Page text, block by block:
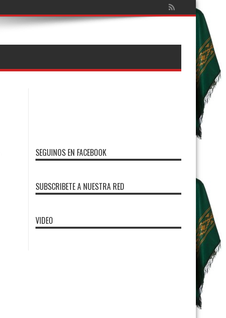
SEGUINOS EN FACEBOOK
SUBSCRIBETE A NUESTRA RED
VIDEO